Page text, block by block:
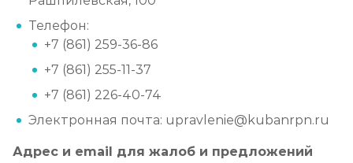
Телефон:
+7 (861) 259-36-86
+7 (861) 255-11-37
+7 (861) 226-40-74
Электронная почта: upravlenie@kubanrpn.ru
Адрес и email для жалоб и предложений